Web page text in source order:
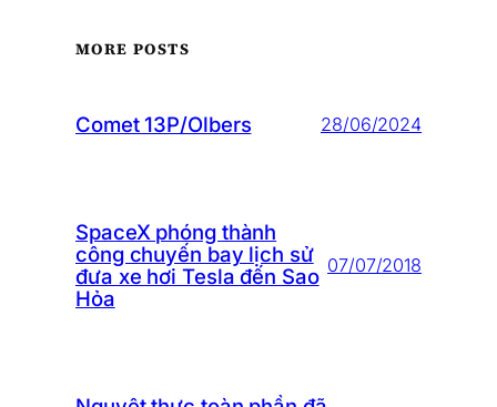
MORE POSTS
Comet 13P/Olbers 28/06/2024
SpaceX phóng thành
công chuyến bay lịch sử
đưa xe hơi Tesla đến Sao
Hỏa
07/07/2018